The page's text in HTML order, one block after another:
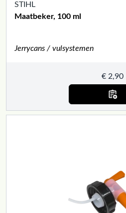
STIHL
Maatbeker, 100 ml
Jerrycans / vulsystemen
€ 2,90